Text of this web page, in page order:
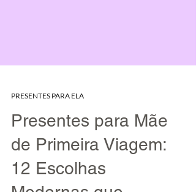
PRESENTES PARA ELA
Presentes para Mãe
de Primeira Viagem:
12 Escolhas